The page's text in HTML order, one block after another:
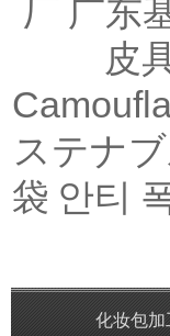
厂 广东
皮
ステナ
袋 안티
化妆包加